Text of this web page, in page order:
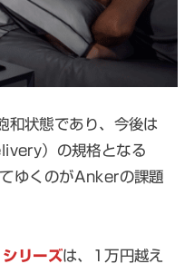
和状態であり、今後は
）の規格となる
ゆくのがAnkerの課題
リーズは、1万円越え